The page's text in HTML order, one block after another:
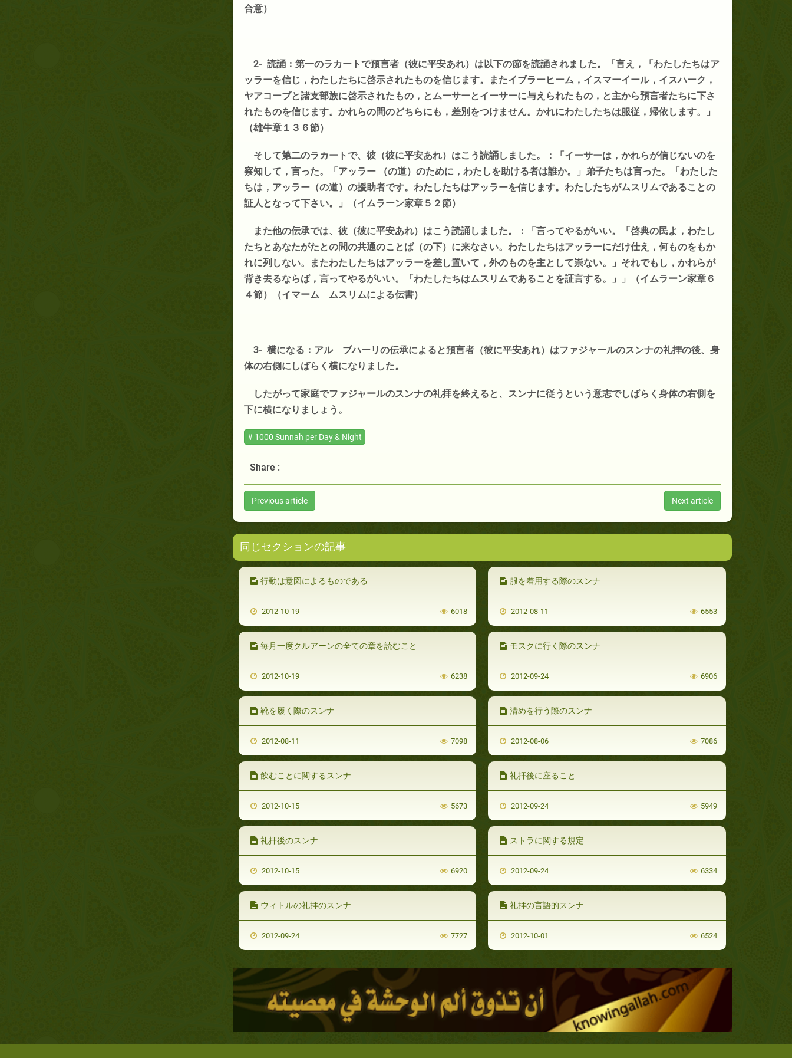
合意）
2- 読誦：第一のラカートで預言者（彼に平安あれ）は以下の節を読誦されました。「言え，「わたしたちはア
ッラーを信じ，わたしたちに啓示されたものを信じます。またイブラーヒーム，イスマーイール，イスハーク，
ヤアコーブと諸支部族に啓示されたもの，とムーサーとイーサーに与えられたもの，と主から預言者たちに下さ
れたものを信じます。かれらの間のどちらにも，差別をつけません。かれにわたしたちは服従，帰依します。」
（雄牛章１３６節）
そして第二のラカートで、彼（彼に平安あれ）はこう読誦しました。：「イーサーは，かれらが信じないのを
察知して，言った。「アッラー （の道）のために，わたしを助ける者は誰か。」弟子たちは言った。「わたした
ちは，アッラー（の道）の援助者です。わたしたちはアッラーを信じます。わたしたちがムスリムであることの
証人となって下さい。」（イムラーン家章５２節）
また他の伝承では、彼（彼に平安あれ）はこう読誦しました。：「言ってやるがいい。「啓典の民よ，わたし
たちとあなたがたとの間の共通のことば（の下）に来なさい。わたしたちはアッラーにだけ仕え，何ものをもか
れに列しない。またわたしたちはアッラーを差し置いて，外のものを主として崇ない。」それでもし，かれらが
背き去るならば，言ってやるがいい。「わたしたちはムスリムであることを証言する。」」（イムラーン家章６
４節）（イマーム ムスリムによる伝書）
3- 横になる：アル ブハーリの伝承によると預言者（彼に平安あれ）はファジャールのスンナの礼拝の後、身
体の右側にしばらく横になりました。
したがって家庭でファジャールのスンナの礼拝を終えると、スンナに従うという意志でしばらく身体の右側を
下に横になりましょう。
# 1000 Sunnah per Day & Night
Share :
Previous article Next article
同じセクションの記事
行動は意図によるものである
2012-10-19 6018
服を着用する際のスンナ
2012-08-11 6553
毎月一度クルアーンの全ての章を読むこと
2012-10-19 6238
モスクに行く際のスンナ
2012-09-24 6906
靴を履く際のスンナ
2012-08-11 7098
清めを行う際のスンナ
2012-08-06 7086
飲むことに関するスンナ
2012-10-15 5673
礼拝後に座ること
2012-09-24 5949
礼拝後のスンナ
2012-10-15 6920
ストラに関する規定
2012-09-24 6334
ウィトルの礼拝のスンナ
2012-09-24 7727
礼拝の言語的スンナ
2012-10-01 6524